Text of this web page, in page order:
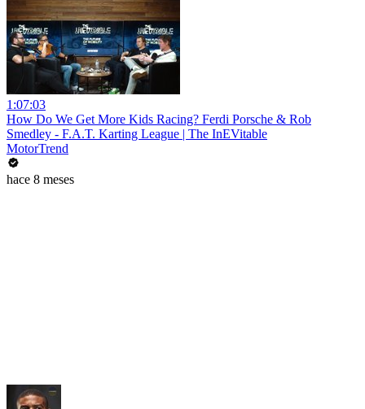
1:07:03
How Do We Get More Kids Racing? Ferdi Porsche & Rob
Smedley - F.A.T. Karting League | The InEVitable
MotorTrend
hace 8 meses